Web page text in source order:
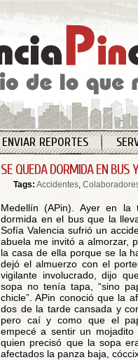
ENVIAR REPORTES
SE QUEDA DORMIDA EN BUS
Tags: Accidentes,
Medellín (APin). Ayer en la
dormida en el bus que la
Sofía Valencia sufrió un
abuela me invitó a almorzar,
la casa de ella porque se la
dejó el almuerzo con el
vigilante involucrado, dijo
sopa no tenía tapa, “sino
chicle”. APin conoció que la
dos de la tarde cansada y
pero caí y como que el
empecé a sentir un mojadito
quien precisó que la sopa
afectados la panza baja,